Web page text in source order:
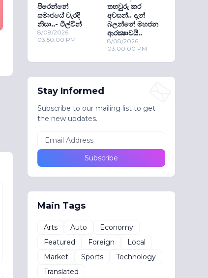
පිරෙන්නේ
සමාජයේ වැරදි
නිසා..- ටිල්වින්
8/08/2026
03:50:00 PM
තහවුරු කර
අවසන්.. දැන්
බලන්නේ මහජන
ආරක්‍ෂාවයි..
8/08/2026
03:00:00 PM
Stay Informed
Subscribe to our mailing list to get
the new updates.
Main Tags
Arts Auto
Economy
Featured
Foreign
Local
Market
Sports
Technology
Translated